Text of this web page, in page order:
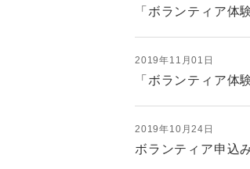
「ボランティア体
2019年11月01日
「ボランティア体
2019年10月24日
ボランティア申込